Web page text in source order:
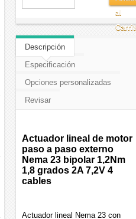
al
Descripción
Especificación
Opciones personalizadas
Revisar
Actuador lineal de motor
paso a paso externo
Nema 23 bipolar 1,2Nm
1,8 grados 2A 7,2V 4
cables
Actuador lineal Nema 23 con